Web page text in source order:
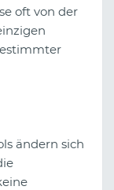
oft von der
ändern sich